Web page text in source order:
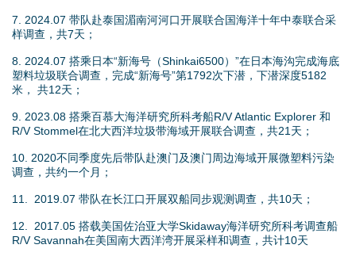
7. 2024.07 带队赴泰国湄南河河口开展联合国海洋十年中泰联合采
样调查，共7天；
8. 2024.07 搭乘日本“新海号（Shinkai6500）”在日本海沟完成海底
塑料垃圾联合调查，完成“新海号”第1792次下潜，下潜深度5182
米， 共12天；
9. 2023.08 搭乘百慕大海洋研究所科考船R/V Atlantic Explorer 和
R/V Stommel在北大西洋垃圾带海域开展联合调查，共21天；
10. 2020不同季度先后带队赴澳门及澳门周边海域开展微塑料污染
调查，共约一个月；
11. 2019.07 带队在长江口开展双船同步观测调查，共10天；
12. 2017.05 搭载美国佐治亚大学Skidaway海洋研究所科考调查船
R/V Savannah在美国南大西洋湾开展采样和调查，共计10天